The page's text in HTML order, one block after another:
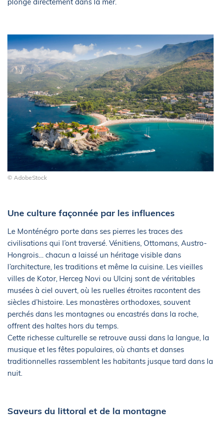
© AdobeStock
Une culture façonnée par les influences
Le Monténégro porte dans ses pierres les traces des
civilisations qui l’ont traversé. Vénitiens, Ottomans, Austro-
Hongrois… chacun a laissé un héritage visible dans
l’architecture, les traditions et même la cuisine. Les vieilles
villes de Kotor, Herceg Novi ou Ulcinj sont de véritables
musées à ciel ouvert, où les ruelles étroites racontent des
siècles d’histoire. Les monastères orthodoxes, souvent
perchés dans les montagnes ou encastrés dans la roche,
offrent des haltes hors du temps.
Cette richesse culturelle se retrouve aussi dans la langue, la
musique et les fêtes populaires, où chants et danses
traditionnelles rassemblent les habitants jusque tard dans la
nuit.
Saveurs du littoral et de la montagne